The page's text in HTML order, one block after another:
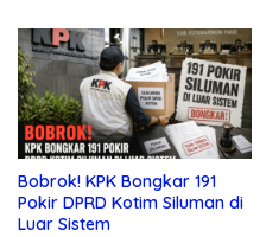
Bobrok! KPK Bongkar 191
Pokir DPRD Kotim Siluman di
Luar Sistem